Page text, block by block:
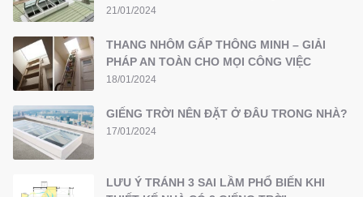
21/01/2024
THANG NHÔM GẤP THÔNG MINH – GIẢI
PHÁP AN TOÀN CHO MỌI CÔNG VIỆC
18/01/2024
GIẾNG TRỜI NÊN ĐẶT Ở ĐÂU TRONG NHÀ?
17/01/2024
LƯU Ý TRÁNH 3 SAI LẦM PHỔ BIẾN KHI